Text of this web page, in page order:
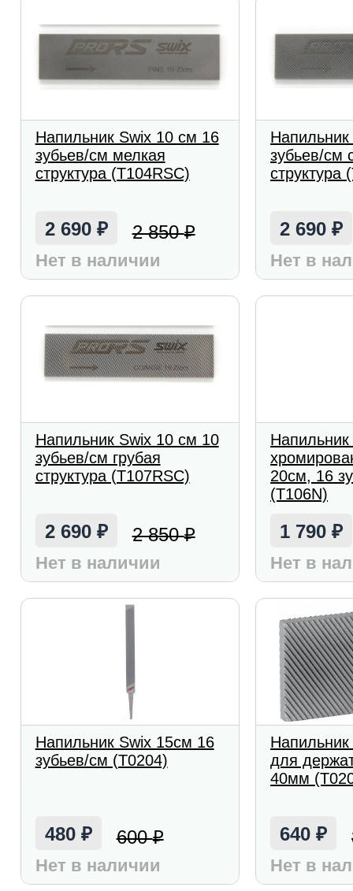
Напильник Swix 10 см 16
зубьев/см мелкая
структура (T104RSC)
2 690 ₽ 2 850₽
Нет в наличии
зубьев/см
структура
2 690₽
Нет в
Напильник Swix 10 см 10
зубьев/см грубая
структура (T107RSC)
2 690 ₽ 2 850₽
Нет в наличии
Напильник
20см, 16
(T106N)
1 790₽
Нет в
Напильник Swix 15см 16
зубьев/см (T0204)
480 ₽ 600₽
Нет в наличии
Напильник
для
40мм
640₽
Нет в